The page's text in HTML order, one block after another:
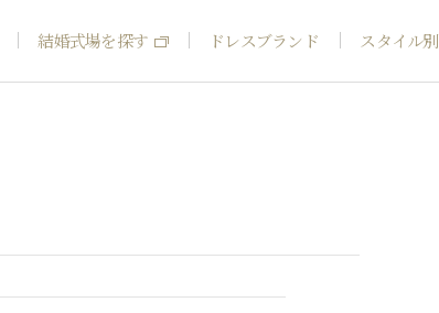
結婚式場を探す ドレスブランド スタイル別